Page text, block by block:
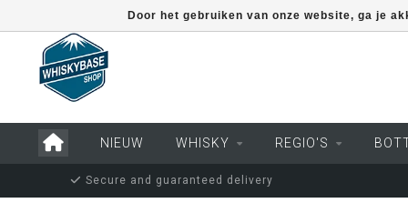
NIEUW WHISKY REGIO'S
Secure and guaranteed delivery
Door het gebruiken van onze website, ga je